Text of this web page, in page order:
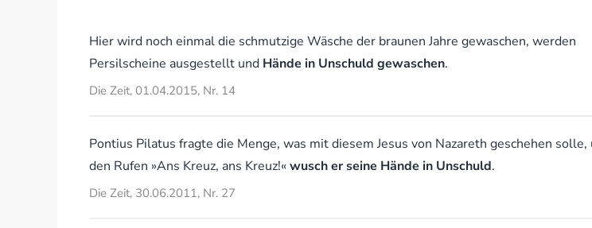
Hier wird noch einmal die schmutzige Wäsche der braunen Jahre gewaschen, werden
Persilscheine ausgestellt und Hände in Unschuld gewaschen.
Die Zeit, 01.04.2015, Nr. 14
Pontius Pilatus fragte die Menge, was mit diesem Jesus von Nazareth geschehen solle,
den Rufen »Ans Kreuz, ans Kreuz!«wusch er seine Hände in Unschuld.
Die Zeit, 30.06.2011, Nr. 27